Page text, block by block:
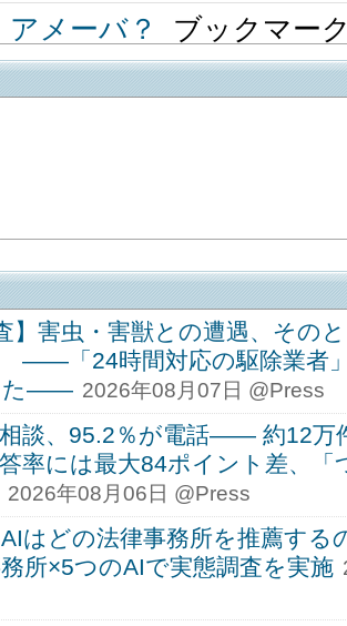
アメーバ？ ブックマー
】害虫・害獣との遭遇、その
――「24時間対応の駆除業者
た―― 2026年08月07日 @Press
相談、95.2％が電話―― 約12
率には最大84ポイント差、
2026年08月06日 @Press
はどの法律事務所を推薦する
所×5つのAIで実態調査を実施